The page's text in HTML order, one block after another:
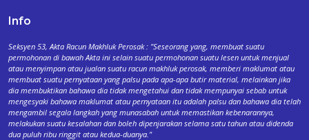
Info
Seksyen 53, Akta Racun Makhluk Perosak : "Seseorang yang, membuat suatu
permohonan di bawah Akta ini selain suatu permohonan suatu lesen untuk menjual
atau menyimpan atau jualan suatu racun makhluk perosak, memberi maklumat atau
membuat suatu pernyataan yang palsu pada apa-apa butir material, melainkan jika
dia membuktikan bahawa dia tidak mengetahui dan tidak mempunyai sebab untuk
mengesyaki bahawa maklumat atau pernyataan itu adalah palsu dan bahawa dia telah
mengambil segala langkah yang munasabah untuk memastikan kebenarannya,
melakukan suatu kesalahan dan boleh dipenjarakan selama satu tahun atau didenda
dua puluh ribu ringgit atau kedua-duanya."